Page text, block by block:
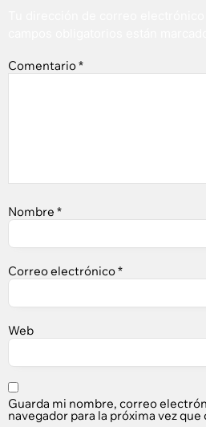
Comentario*
Nombre *
Correo electrónico*
Web
Guarda mi nombre, correo
navegador para la próxima vez